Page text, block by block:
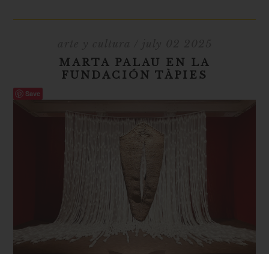
MARTA PALAU EN LA
FUNDACIÓN TÀPIES
Save